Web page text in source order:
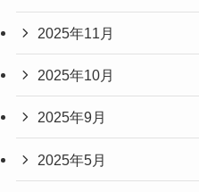
2025年11月
2025年10月
2025年9月
2025年5月